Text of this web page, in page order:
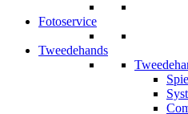
Fotoservice
Tweedehands